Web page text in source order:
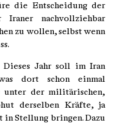
die Entscheidung der
nachvollziehbar
zu wollen, selbst wenn
Dieses Jahr soll im Iran
dort schon einmal
unter der militärischen,
derselben Kräfte, ja
in Stellung bringen. Dazu